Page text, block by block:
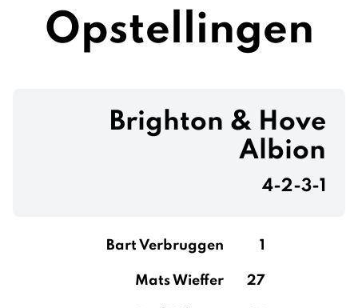
Opstellingen
Brighton & Hove
Albion
4-2-3-1
Bart Verbruggen 1
Mats Wieffer 27